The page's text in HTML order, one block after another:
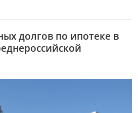
долгов по ипотеке в